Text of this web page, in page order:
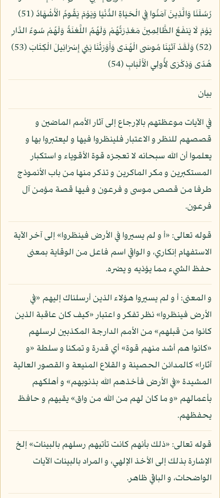
رُسُلَنَا وَالَّذِينَ آمَنُوا فِي الْحَيَاةِ الدُّنْيَا وَيَوْمَ يَقُومُ الْأَشْهَادُ (51)
يَوْمَ لَا يَنفَعُ الظَّالِمِينَ مَعْذِرَتُهُمْ وَلَهُمُ اللَّعْنَةُ وَلَهُمْ سُوءُ الدَّارِ
(52) وَلَقَدْ آتَيْنَا مُوسَى الْهُدَى وَأَوْرَثْنَا بَنِي إِسْرَائِيلَ الْكِتَابَ (53)
هُدًى وَذِكْرَى لِأُولِي الْأَلْبَابِ (54)
بيان
في الآيات موعظتهم بالإرجاع إلى آثار الأمم الماضين و
قصصهم للنظر و الاعتبار فلينظروا فيها و ليعتبروا بها و
يعلموا أن الله سبحانه لا تعجزه قوة الأقوياء و استكبار
المستكبرين و مكر الماكرين و تذكر منها من باب الأنموذج
طرفا من قصص موسى و فرعون و فيها قصة مؤمن آل
فرعون.
قوله تعالى: «أ و لم يسيروا في الأرض فينظروا» إلى آخر الآية
الاستفهام إنكاري، و الواقي اسم فاعل من الوقاية بمعنى
حفظ الشيء مما يؤذيه و يضره.
و المعنى: أ و لم يسيروا هؤلاء الذين أرسلناك إليهم «في
الأرض فينظروا» نظر تفكر و اعتبار «كيف كان عاقبة الذين
كانوا من قبلهم» من الأمم الدارجة المكذبين لرسلهم
«كانوا هم أشد منهم قوة» أي قدرة و تمكنا و سلطة «و
آثارا» كالمدائن الحصينة و القلاع المنيعة و القصور العالية
المشيدة «في الأرض فأخذهم الله بذنوبهم» و أهلكهم
بأعمالهم «و ما كان لهم من الله من واق» يقيهم و حافظ
يحفظهم.
قوله تعالى: «ذلك بأنهم كانت تأتيهم رسلهم بالبينات» إلخ
الإشارة بذلك إلى الأخذ الإلهي، و المراد بالبينات الآيات
الواضحات، و الباقي ظاهر.